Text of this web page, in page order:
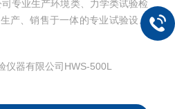
产、销售于一体的专业试验设备
试验箱主要用来测试各种材料耐
能。本机采用中英文显示彩色触
程序编辑容易，可显示完整的系
及设定程序曲线。运转中发生异
故障原因及提供排除故障方法。
仪器有限公司HWS-500L